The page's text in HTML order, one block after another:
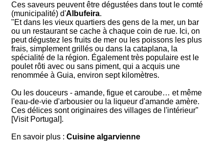
Ces saveurs peuvent être dégustées dans tout le comté
(municipalité) d'Albufeira.
"Et dans les vieux quartiers des gens de la mer, un bar
ou un restaurant se cache à chaque coin de rue. Ici, on
peut dégustez les fruits de mer ou les poissons les plus
frais, simplement grillés ou dans la cataplana, la
spécialité de la région. Également très populaire est le
poulet rôti avec ou sans piment, qui a acquis une
renommée à Guia, environ sept kilomètres.
Ou les douceurs - amande, figue et caroube… et même
l'eau-de-vie d'arbousier ou la liqueur d'amande amère.
Ces délices sont originaires des villages de l'intérieur"
[Visit Portugal].
En savoir plus : Cuisine algarvienne